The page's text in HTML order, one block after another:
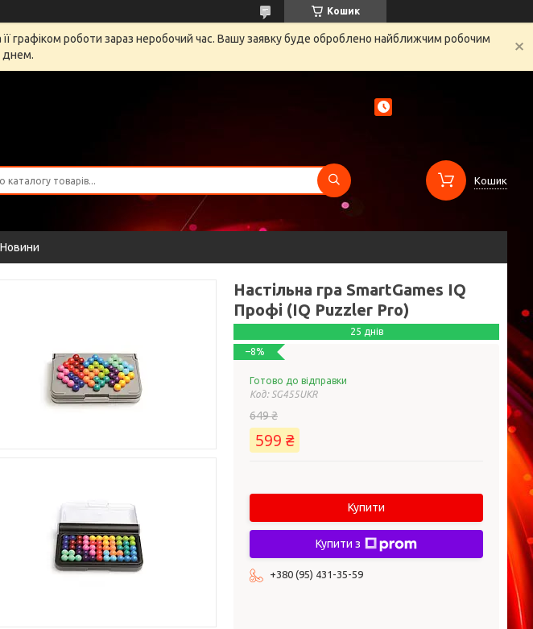
Кошик
графіком роботи зараз неробочий час. Вашу заявку буде оброблено найближчим робочим
днем.
Кошик
Новини
Настільна гра SmartGames IQ
Профі (IQ Puzzler Pro)
25 днів
–8%
Готово до відправки
Код: SG455UKR
649 ₴
599 ₴
Купити
Купити з
+380 (95) 431-35-59